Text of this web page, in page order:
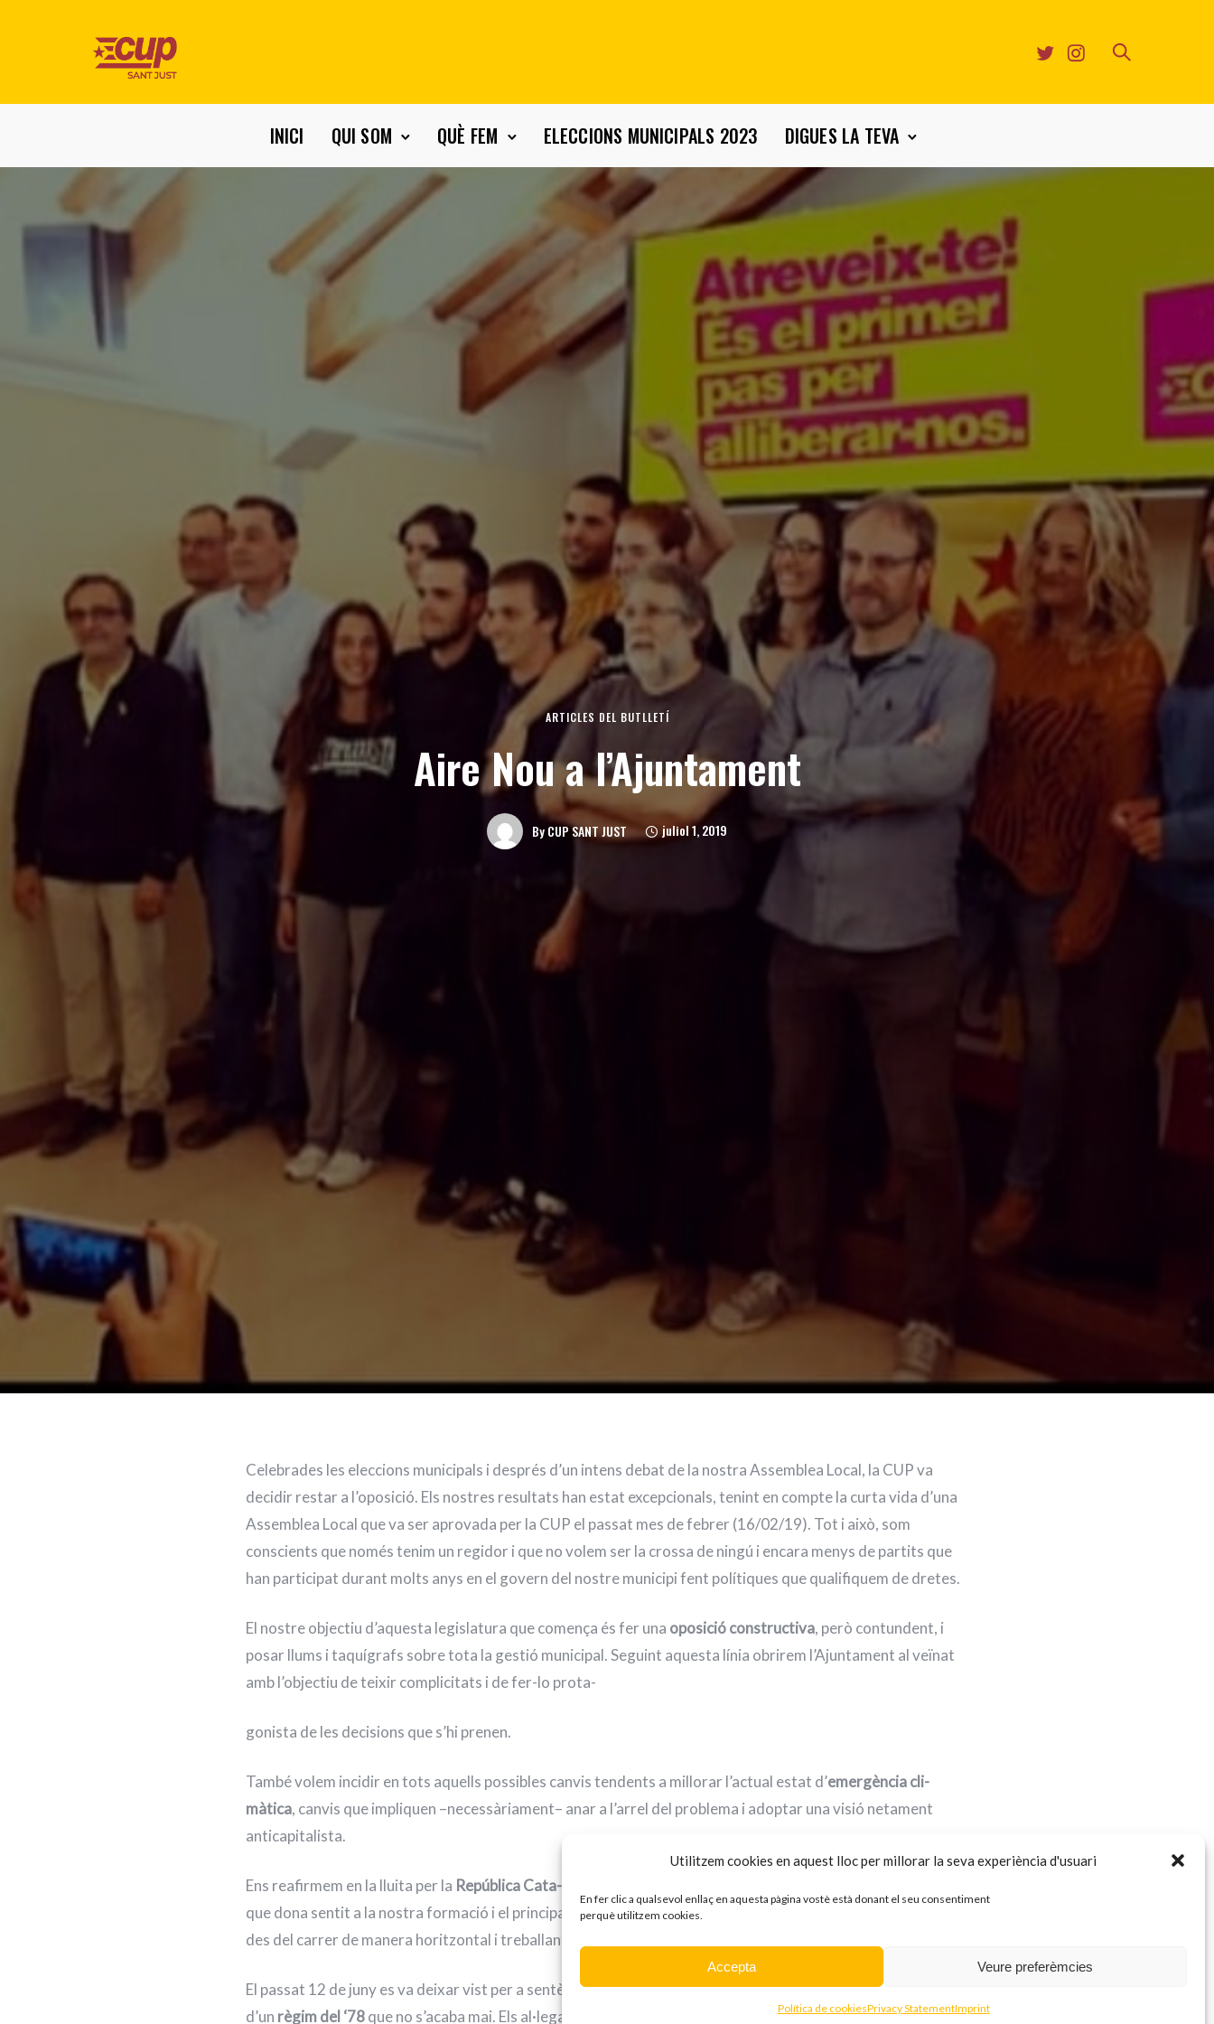
Utilitzem cookies en aquest lloc per millorar la seva experiència d'usuari
En fer clic a qualsevol enllaç en aquesta pàgina vostè està donant el seu consentiment
perquè utilitzem cookies.
Accepta Veure preferèmcies
Política de cookiesPrivacy StatementImprint
INICI QUI SOM QUÈ FEM ELECCIONS MUNICIPALS 2023 DIGUES LA TEVA
ARTICLES DEL BUTLLETÍ
Aire Nou a l’Ajuntament
ByCUP SANT JUST juliol 1, 2019
Celebrades les eleccions municipals i després d’un intens debat de la nostra Assemblea Local, la CUP va
decidir restar a l’oposició. Els nostres resultats han estat excepcionals, tenint en compte la curta vida d’una
Assemblea Local que va ser aprovada per la CUP el passat mes de febrer (16/02/19). Tot i això, som
conscients que només tenim un regidor i que no volem ser la crossa de ningú i encara menys de partits que
han participat durant molts anys en el govern del nostre municipi fent polítiques que qualifiquem de dretes.
El nostre objectiu d’aquesta legislatura que comença és fer una oposició constructiva, però contundent, i
posar llums i taquígrafs sobre tota la gestió municipal. Seguint aquesta línia obrirem l’Ajuntament al veïnat
amb l’objectiu de teixir complicitats i de fer-lo prota-
gonista de les decisions que s’hi prenen.
També volem incidir en tots aquells possibles canvis tendents a millorar l’actual estat d’emergènciacli-
màtica, canvis que impliquen –necessàriament– anar a l’arrel del problema i adoptar una visió netament
anticapitalista.
Ens reafirmem en la lluita per la RepúblicaCata-
que dona sentit a la nostra formació i el principal motiu pel qual la CUP Sant Just va néixer, per fer política
des del carrer de manera horitzontal i treballant per un nou país des del municipi.
El passat 12 de juny es va deixar vist per a sentència d’un judici-farsa que ha sigut la darrera acció de força
d’un règim del ‘78que no s’acaba mai. Els al·legats finals de les preses i dels presos polítics han estat una